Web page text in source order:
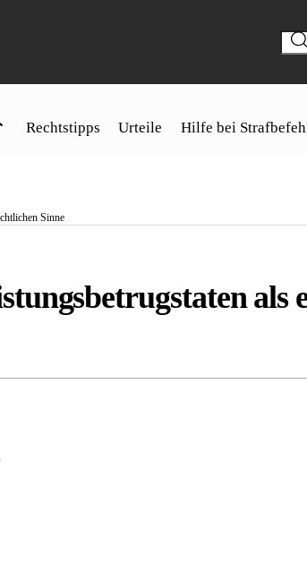
Rechtstipps Urteile Hilfe bei
Sinne
als